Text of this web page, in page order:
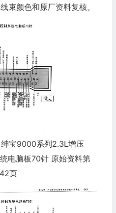
束颜色和原厂资料复核。
宝9000系列2.3L增压
电脑板70针 原始资料第
页